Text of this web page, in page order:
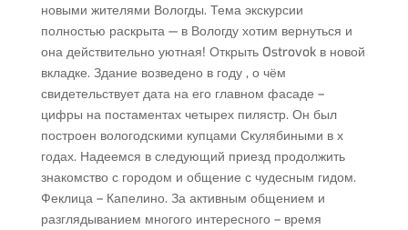
новыми жителями Вологды. Тема экскурсии
полностью раскрыта — в Вологду хотим вернуться и
она действительно уютная! Открыть Ostrovok в новой
вкладке. Здание возведено в году , о чём
свидетельствует дата на его главном фасаде –
цифры на постаментах четырех пилястр. Он был
построен вологодскими купцами Скулябиными в х
годах. Надеемся в следующий приезд продолжить
знакомство с городом и общение с чудесным гидом.
Феклица – Капелино. За активным общением и
разглядыванием многого интересного – время